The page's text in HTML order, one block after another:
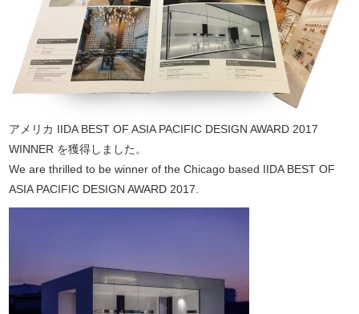
アメリカ IIDA BEST OF ASIA PACIFIC DESIGN AWARD 2017
WINNER を獲得しました。
We are thrilled to be winner of the Chicago based IIDA BEST OF
ASIA PACIFIC DESIGN AWARD 2017.